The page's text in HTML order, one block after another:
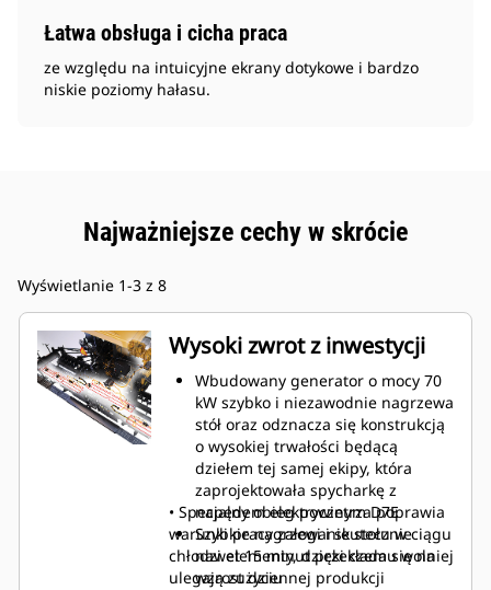
Łatwa obsługa i cicha praca
ze względu na intuicyjne ekrany dotykowe i bardzo
niskie poziomy hałasu.
Najważniejsze cechy w skrócie
Wyświetlanie 1-3 z 8
Wysoki zwrot z inwestycji
Wbudowany generator o mocy 70
kW szybko i niezawodnie nagrzewa
stół oraz odznacza się konstrukcją
o wysokiej trwałości będącą
dziełem tej samej ekipy, która
zaprojektowała spycharkę z
napędem elektrycznym D7E
Szybkie nagrzewanie stołu w ciągu
nawet 15 minut przekłada się na
wzrost dziennej produkcji
• Specjalny obieg powietrza poprawia
warunki pracy załogi i skutecznie
chłodzi elementy, dzięki czemu wolniej
ulegają zużyciu